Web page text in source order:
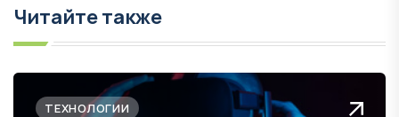
Читайте также
ТЕХНОЛОГИИ